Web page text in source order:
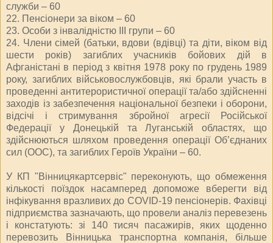
служби – 60
22. Пенсіонери за віком – 60
23. Особи з інвалідністю ІІІ групи – 60
24. Члени сімей (батьки, вдови (вдівці) та діти, віком від
шести років) загиблих учасників бойових дій в
Афганістані в період з квітня 1978 року по грудень 1989
року, загиблих військовослужбовців, які брали участь в
проведенні антитерористичної операції та/або здійсненні
заходів із забезпечення національної безпеки і оборони,
відсічі і стримування збройної агресії Російської
Федерації у Донецькій та Луганській областях, що
здійснюються шляхом проведення операції Об’єднаних
сил (ООС), та загиблих Героїв України – 60.
У КП "Вінницякартсервіс" переконують, що обмеження
кількості поїздок насамперед допоможе вберегти від
інфікування вразливих до COVID-19 пенсіонерів. Фахівці
підприємства зазначають, що провели аналіз перевезень
і констатують: зі 140 тисяч пасажирів, яких щоденно
перевозить Вінницька транспортна компанія, більше